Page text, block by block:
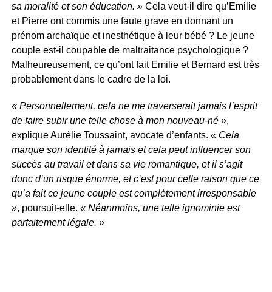
sa moralité et son éducation. »Cela veut-il dire qu’Emilie
et Pierre ont commis une faute grave en donnant un
prénom archaïque et inesthétique à leur bébé ? Le jeune
couple est-il coupable de maltraitance psychologique ?
Malheureusement, ce qu’ont fait Emilie et Bernard est très
probablement dans le cadre de la loi.
« Personnellement, cela ne me traverserait jamais l’esprit
de faire subir une telle chose à mon nouveau-né »,
explique Aurélie Toussaint, avocate d’enfants. «Cela
marque son identité à jamais et cela peut influencer son
succès au travail et dans sa vie romantique, et il s’agit
donc d’un risque énorme, et c’est pour cette raison que ce
qu’a fait ce jeune couple est complètement irresponsable
», poursuit-elle. « Néanmoins, une telle ignominie est
parfaitement légale. »